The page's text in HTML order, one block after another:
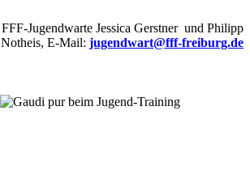
FFF-Jugendwarte Jessica Gerstner und Philipp
Notheis, E-Mail: jugendwart@fff-freiburg.de